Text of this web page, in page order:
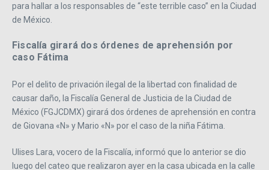
para hallar a los responsables de “este terrible caso” en la Ciudad
de México.
Fiscalía girará dos órdenes de aprehensión por
caso Fátima
Por el delito de privación ilegal de la libertad con finalidad de
causar daño, la Fiscalía General de Justicia de la Ciudad de
México (FGJCDMX) girará dos órdenes de aprehensión en contra
de Giovana «N» y Mario «N» por el caso de la niña Fátima.
Ulises Lara, vocero de la Fiscalía, informó que lo anterior se dio
luego del cateo que realizaron ayer en la casa ubicada en la calle